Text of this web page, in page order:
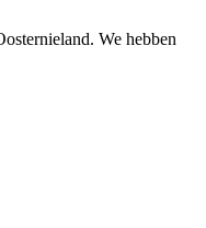
We hebben